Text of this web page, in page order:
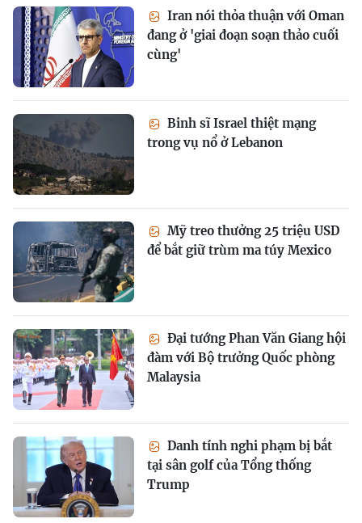
Iran nói thỏa thuận với Oman
đang ở 'giai đoạn soạn thảo cuối
cùng'
Binh sĩ Israel thiệt mạng
trong vụ nổ ở Lebanon
Mỹ treo thưởng 25 triệu USD
để bắt giữ trùm ma túy Mexico
Đại tướng Phan Văn Giang hội
đàm với Bộ trưởng Quốc phòng
Malaysia
Danh tính nghi phạm bị bắt
tại sân golf của Tổng thống
Trump